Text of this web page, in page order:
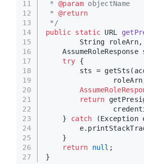
11
12
13
14
15
16
17
18
19
20
21
22
23
24
25
26
27
* @param objectName
* @return
*/
public static URL
String
AssumeRoleResponse
try {
sts =
return
    }
catch (Exception
    }
return
null ;
}